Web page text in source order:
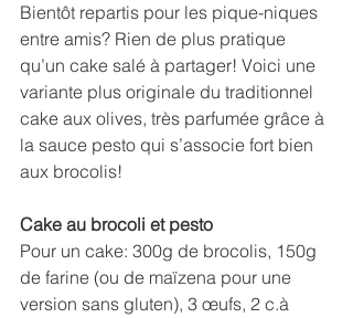
Bientôt repartis pour les pique-niques
entre amis? Rien de plus pratique
qu’un cake salé à partager! Voici une
variante plus originale du traditionnel
cake aux olives, très parfumée grâce à
la sauce pesto qui s’associe fort bien
aux brocolis!
Cake au brocoli et pesto
Pour un cake: 300g de brocolis, 150g
de farine (ou de maïzena pour une
version sans gluten), 3 œufs, 2 c.à